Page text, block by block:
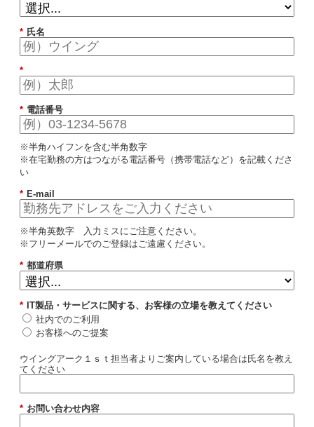
* 氏名
*
* 電話番号
※半角ハイフンを含む半角数字
※在宅勤務の方はつながる電話番号（携帯電話など）を記載くださ
い
* E-mail
※半角英数字 入力ミスにご注意ください。
※フリーメールでのご登録はご遠慮ください。
* 都道府県
* IT製品・サービスに関する、お客様の立場を教えてください
社内でのご利用
お客様へのご提案
ウイングアーク１ｓｔ担当者よりご案内している場合は氏名を教え
てください
* お問い合わせ内容